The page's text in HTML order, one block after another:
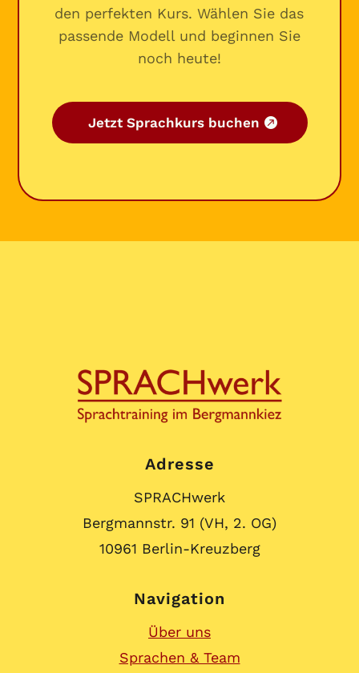
den perfekten Kurs. Wählen Sie das
passende Modell und beginnen Sie
noch heute!
Jetzt Sprachkurs buchen
Adresse
SPRACHwerk
Bergmannstr. 91 (VH, 2. OG)
10961 Berlin-Kreuzberg
Navigation
Über uns
Sprachen & Team